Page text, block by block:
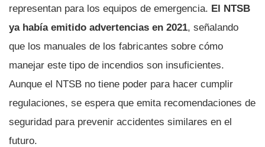
representan para los equipos de emergencia. El NTSB
ya había emitido advertencias en 2021, señalando
que los manuales de los fabricantes sobre cómo
manejar este tipo de incendios son insuficientes.
Aunque el NTSB no tiene poder para hacer cumplir
regulaciones, se espera que emita recomendaciones de
seguridad para prevenir accidentes similares en el
futuro.